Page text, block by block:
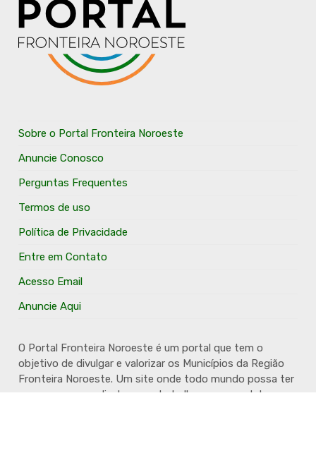
Sobre o Portal Fronteira Noroeste
Anuncie Conosco
Perguntas Frequentes
Termos de uso
Política de Privacidade
Entre em Contato
Acesso Email
Anuncie Aqui
O Portal Fronteira Noroeste é um portal que tem o
objetivo de divulgar e valorizar os Municípios da Região
Fronteira Noroeste. Um site onde todo mundo possa ter
um espaço para divulgar seu trabalho, seus produtos,